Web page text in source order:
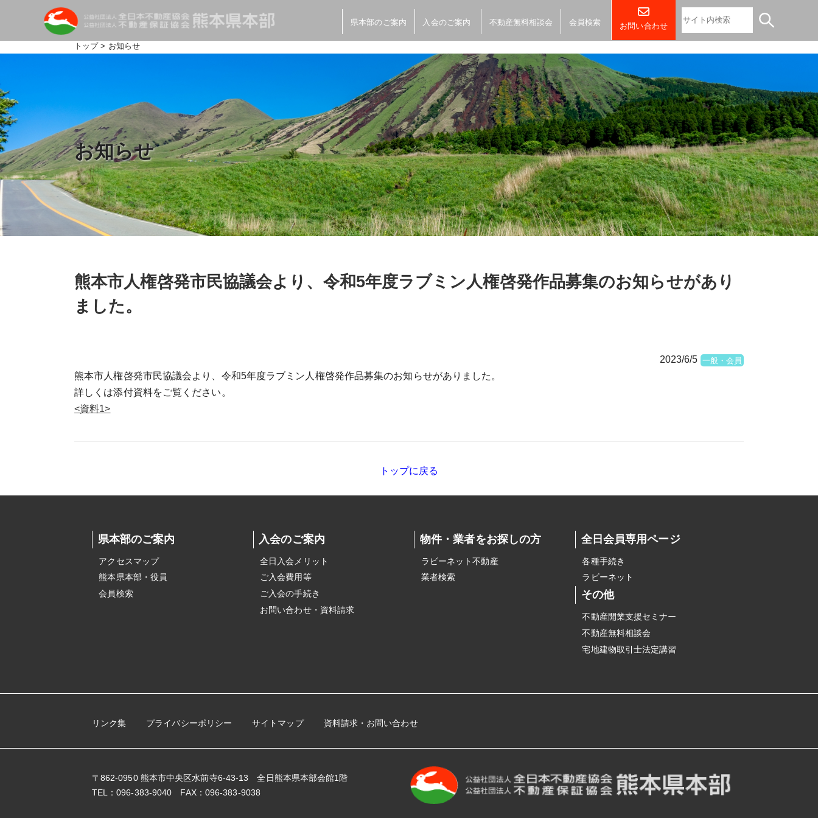
県本部のご案内 入会のご案内 不動産無料相談会 会員検索 お問い合わせ
トップ> お知らせ
お知らせ
熊本市人権啓発市民協議会より、令和5年度ラブミン人権啓発作品募集のお知らせがあり
ました。
2023/6/5 一般・会員
熊本市人権啓発市民協議会より、令和5年度ラブミン人権啓発作品募集のお知らせがありました。
詳しくは添付資料をご覧ください。
<資料1>
トップに戻る
県本部のご案内
アクセスマップ
熊本県本部・役員
会員検索
入会のご案内
全日入会メリット
ご入会費用等
ご入会の手続き
お問い合わせ・資料請求
物件・業者をお探しの方
ラビーネット不動産
業者検索
全日会員専用ページ
各種手続き
ラビーネット
その他
不動産開業支援セミナー
不動産無料相談会
宅地建物取引士法定講習
リンク集 プライバシーポリシー サイトマップ 資料請求・お問い合わせ
〒862-0950 熊本市中央区水前寺6-43-13 全日熊本県本部会館1階
TEL：096-383-9040 FAX：096-383-9038